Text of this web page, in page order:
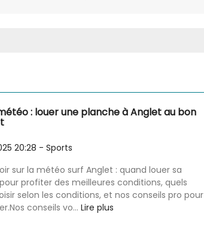
: louer une planche à Anglet au bon
20:28 - Sports
sur la météo surf Anglet : quand louer sa
profiter des meilleures conditions, quels
selon les conditions, et nos conseils pro pour
conseils vo... Lire plus